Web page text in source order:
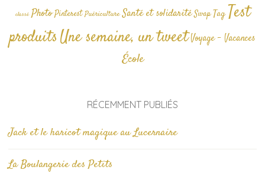
classé Photo Pinterest Puériculture Santé et solidarité Swap TagTest
produitsUne semaine, un tweetVoyage - Vacances
École
RÉCEMMENT PUBLIÉS
Jack et le haricot magique au Lucernaire
La Boulangerie des Petits